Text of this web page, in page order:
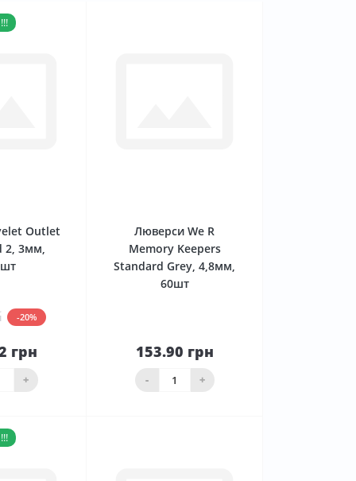
Outlet
2, 3мм,
-20%
грн
+
До
Люверси We R
Memory Keepers
Standard Grey, 4,8мм,
60шт
153.90 грн
- +
До
кошика